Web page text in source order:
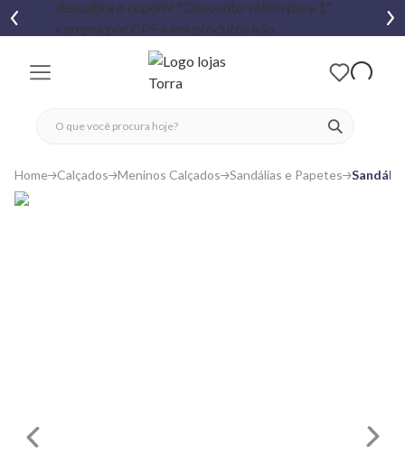
ver
fechar menu
fechar menu
favoritos
Home Calçados Meninos Calçados Sandálias e Papetes